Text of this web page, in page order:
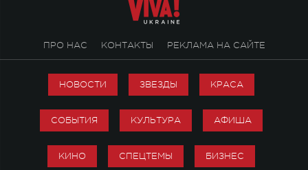
ПРО НАС КОНТАКТЫ РЕКЛАМА НА САЙТЕ
НОВОСТИ ЗВЕЗДЫ КРАСА
СОБЫТИЯ КУЛЬТУРА АФИША
КИНО СПЕЦТЕМЫ БИЗНЕС